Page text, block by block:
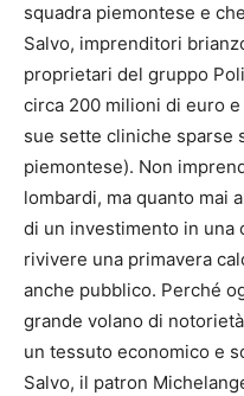
squadra piemontese e
Salvo, imprenditori
proprietari del gruppo
circa 200 milioni di euro
sue sette cliniche
piemontese). Non
lombardi, ma quanto mai
di un investimento in una
rivivere una primavera
anche pubblico. Perché
grande volano di
un tessuto economico e
Salvo, il patron